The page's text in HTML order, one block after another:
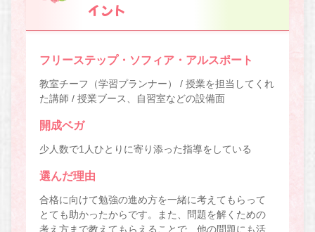
イント
フリーステップ・ソフィア・アルスポート
教室チーフ（学習プランナー） / 授業を担当してくれ
た講師 / 授業ブース、自習室などの設備面
開成ベガ
少人数で1人ひとりに寄り添った指導をしている
選んだ理由
合格に向けて勉強の進め方を一緒に考えてもらって
とても助かったからです。また、問題を解くための
考え方まで教えてもらえることで、他の問題にも活